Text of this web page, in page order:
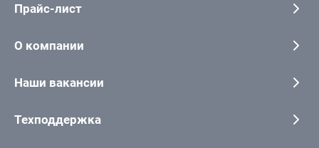
Прайс-лист
О компании
Наши вакансии
Техподдержка